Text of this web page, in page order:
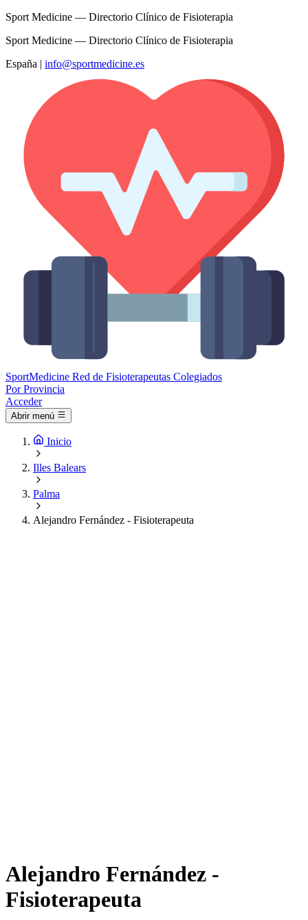
Sport Medicine — Directorio Clínico de Fisioterapia
Sport Medicine — Directorio Clínico de Fisioterapia
España | info@sportmedicine.es
SportMedicine Red de Fisioterapeutas Colegiados
Por Provincia
Acceder
Abrir menú
Inicio
Illes Balears
Palma
Alejandro Fernández - Fisioterapeuta
Alejandro Fernández -
Fisioterapeuta